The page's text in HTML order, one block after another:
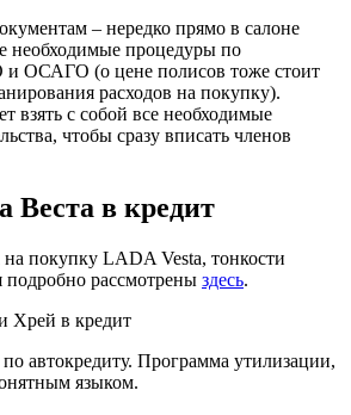
– нередко прямо в салоне
необходимые процедуры по
ОСАГО (о цене полисов тоже стоит
расходов на покупку).
взять с собой все необходимые
чтобы сразу вписать членов
Веста в кредит
покупку LADA Vesta, тонкости
рассмотрены здесь.
Хрей в кредит
автокредиту. Программа утилизации,
языком.